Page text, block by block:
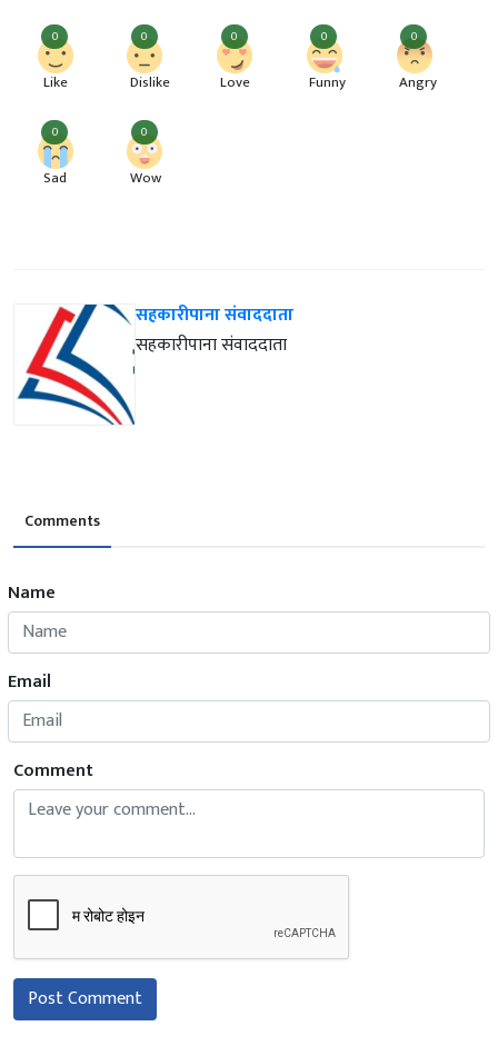
0
Like
0
Dislike
0
Love
0
Funny
0
Angry
0
Sad
0
Wow
सहकारीपाना संवाददाता
सहकारीपाना संवाददाता
Comments
Name
Email
Comment
Post Comment